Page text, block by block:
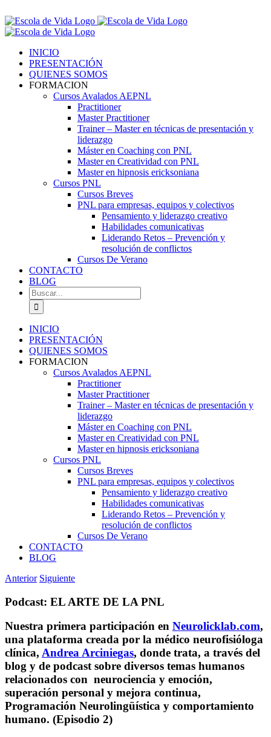
al
contenido
Facebook
Instagram
LinkedIn
INICIO
PRESENTACIÓN
QUIENES SOMOS
FORMACION
Cursos Avalados AEPNL
Practitioner
Master Practitioner
Trainer – Master en técnicas de presentación y
liderazgo
Máster en Coaching con PNL
Master en Creatividad con PNL
Master en hipnosis ericksoniana
Cursos PNL
Cursos Breves
PNL para empresas, equipos y colectivos
Pensamiento y liderazgo creativo
Habilidades comunicativas
Liderando Retos – Prevención y
resolución de conflictos
Cursos De Verano
CONTACTO
BLOG
Buscar:
INICIO
PRESENTACIÓN
QUIENES SOMOS
FORMACION
Cursos Avalados AEPNL
Practitioner
Master Practitioner
Trainer – Master en técnicas de presentación y
liderazgo
Máster en Coaching con PNL
Master en Creatividad con PNL
Master en hipnosis ericksoniana
Cursos PNL
Cursos Breves
PNL para empresas, equipos y colectivos
Pensamiento y liderazgo creativo
Habilidades comunicativas
Liderando Retos – Prevención y
resolución de conflictos
Cursos De Verano
CONTACTO
BLOG
Anterior Siguiente
Podcast: EL ARTE DE LA PNL
Nuestra primera participación en Neurolicklab.com,
una plataforma creada por la médico neurofisióloga
clínica, Andrea Arciniegas, donde trata, a través del
blog y de podcast sobre diversos temas humanos
relacionados con neurociencia y emoción,
superación personal y mejora continua,
Programación Neurolingüística y comportamiento
humano. (Episodio 2)